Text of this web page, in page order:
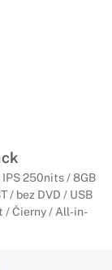
250nits / 8GB
/ bez DVD / USB
/ Čierny / All-in-